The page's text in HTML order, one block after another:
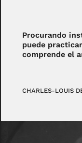
Procurando
puede
comprende el
CHARLES-LOUIS